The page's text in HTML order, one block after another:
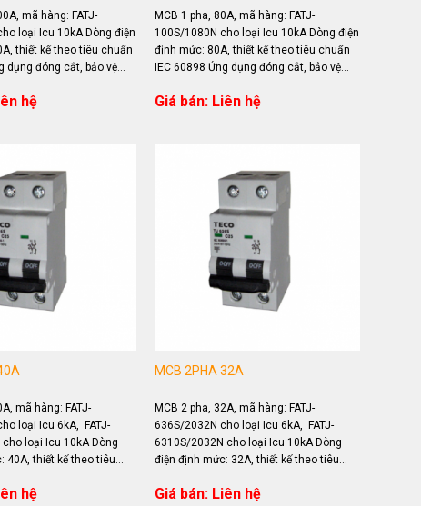
mã hàng: FATJ-
loại Icu 10kA Dòng điện
thiết kế theo tiêu chuẩn
dụng đóng cắt, bảo vệ
hệ
MCB 1 pha, 80A, mã hàng: FATJ-
100S/1080N cho loại Icu 10kA Dòng điện
định mức: 80A, thiết kế theo tiêu chuẩn
IEC 60898 Ứng dụng đóng cắt, bảo vệ
Giá bán: Liên hệ
mã hàng: FATJ-
loại Icu 6kA, FATJ-
loại Icu 10kA Dòng
40A, thiết kế theo tiêu
hệ
MCB 2PHA 32A
MCB 2 pha, 32A, mã hàng: FATJ-
636S/2032N cho loại Icu 6kA, FATJ-
6310S/2032N cho loại Icu 10kA Dòng
điện định mức: 32A, thiết kế theo tiêu
Giá bán: Liên hệ